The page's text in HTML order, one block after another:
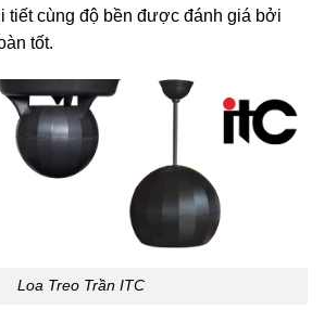
tiết cùng độ bền được đánh giá bởi
tốt.
Loa Treo Trần ITC